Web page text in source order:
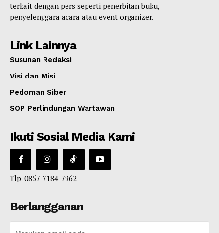
terkait dengan pers seperti penerbitan buku,
penyelenggara acara atau event organizer.
Link Lainnya
Susunan Redaksi
Visi dan Misi
Pedoman Siber
SOP Perlindungan Wartawan
Ikuti Sosial Media Kami
Tlp. 0857-7184-7962
Berlangganan